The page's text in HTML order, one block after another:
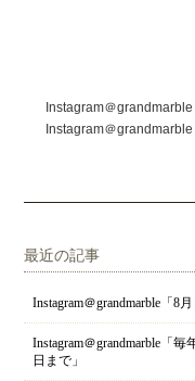
最近の記事
Instagram＠grandmarble「8
Instagram＠grandmarble「
日まで」
Instagram＠
Instagram＠